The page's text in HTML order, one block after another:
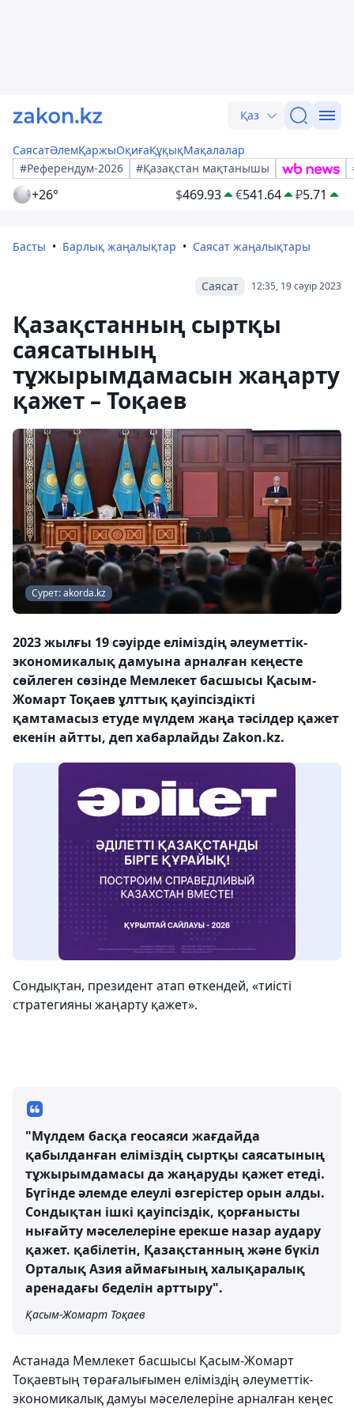
Қаз
СаясатӘлемҚаржыОқиғаҚұқықМақалалар
#Референдум-2026
#Қазақстан мақтанышы
+26° $469.93 €541.64 ₽5.71
Басты Барлық жаңалықтар Саясат жаңалықтары
12:35, 19 сәуір 2023
Саясат
Қазақстанның сыртқы
саясатының
тұжырымдамасын жаңарту
қажет – Тоқаев
Сурет: akorda.kz
2023 жылғы 19 сәуірде еліміздің әлеуметтік-
экономикалық дамуына арналған кеңесте
сөйлеген сөзінде Мемлекет басшысы Қасым-
Жомарт Тоқаев ұлттық қауіпсіздікті
қамтамасыз етуде мүлдем жаңа тәсілдер қажет
екенін айтты, деп хабарлайды Zakon.kz.
Сондықтан, президент атап өткендей, «тиісті
стратегияны жаңарту қажет».
"Мүлдем басқа геосаяси жағдайда
қабылданған еліміздің сыртқы саясатының
тұжырымдамасы да жаңаруды қажет етеді.
Бүгінде әлемде елеулі өзгерістер орын алды.
Сондықтан ішкі қауіпсіздік, қорғанысты
нығайту мәселелеріне ерекше назар аудару
қажет. қабілетін, Қазақстанның және бүкіл
Орталық Азия аймағының халықаралық
аренадағы беделін арттыру".
Қасым-Жомарт Тоқаев
Астанада Мемлекет басшысы Қасым-Жомарт
Тоқаевтың төрағалығымен еліміздің әлеуметтік-
экономикалық дамуы мәселелеріне арналған кеңес